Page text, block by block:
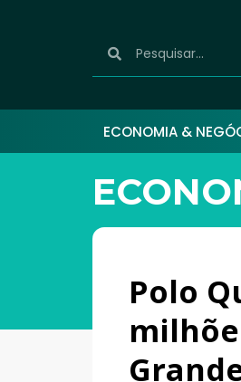
ECONOMIA &
Polo